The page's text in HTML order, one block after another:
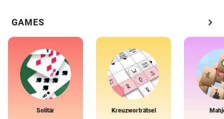
GAMES chevron_right
Solitär Kreuzworträtsel